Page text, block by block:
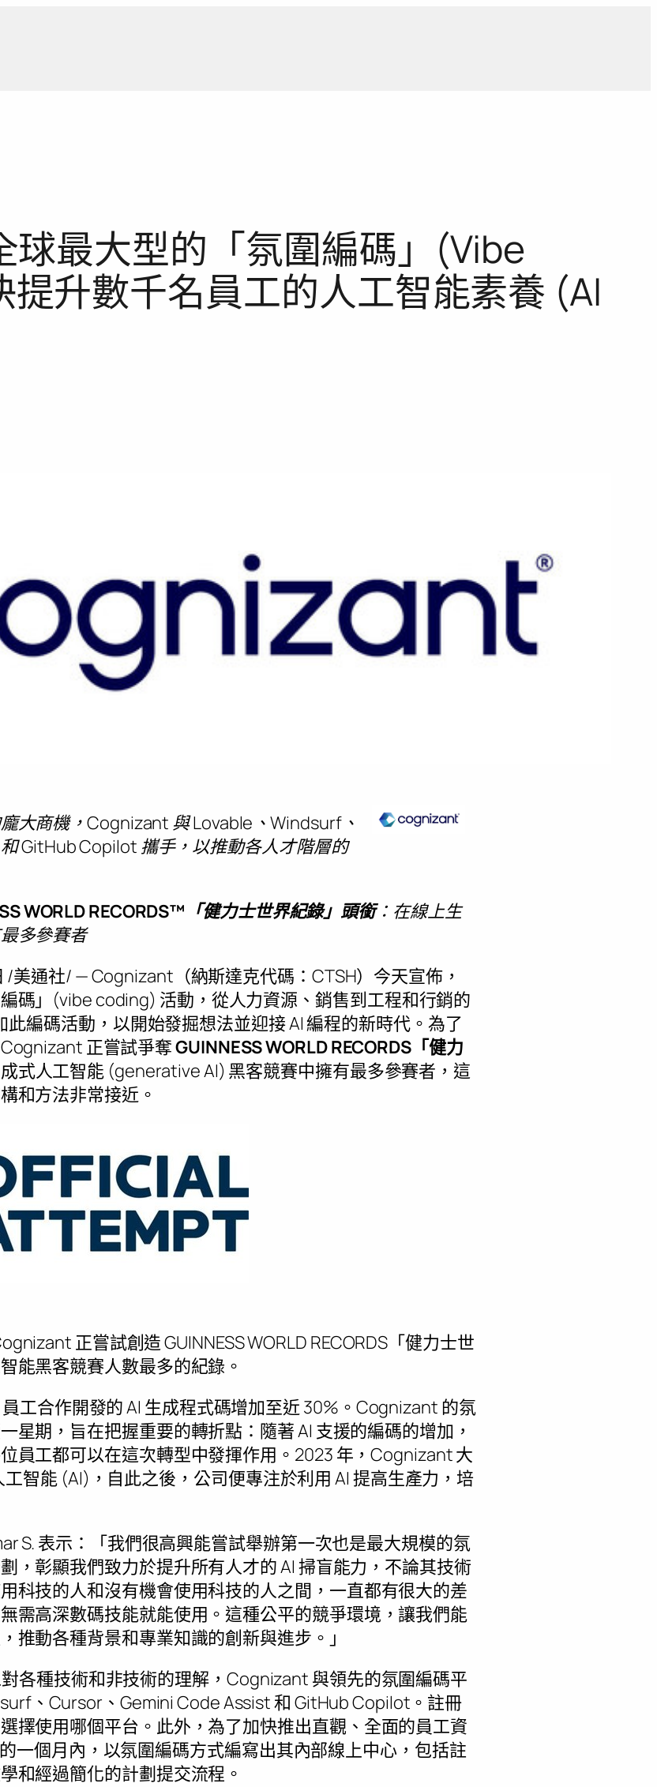
最大型的「氛圍編碼」(Vibe
升數千名員工的人工智能素養 (AI
大商機，Cognizant 與 Lovable、Windsurf、
GitHub Copilot 攜手，以推動各人才階層的
WORLD RECORDS™「健力士世界紀錄」頭銜：在線上生
多參賽者
/美通社/ — Cognizant（納斯達克代碼：CTSH）今天宣佈，
碼」(vibe coding) 活動，從人力資源、銷售到工程和行銷的
編碼活動，以開始發掘想法並迎接 AI 編程的新時代。為了
正嘗試爭奪GUINNESS WORLD RECORDS「健力
成式人工智能 (generative AI) 黑客競賽中擁有最多參賽者，這
和方法非常接近。
正嘗試創造 GUINNESS WORLD RECORDS「健力士世
能黑客競賽人數最多的紀錄。
工合作開發的 AI 生成程式碼增加至近 30%。Cognizant 的氛
星期，旨在把握重要的轉折點：隨著 AI 支援的編碼的增加，
員工都可以在這次轉型中發揮作用。2023 年，Cognizant 大
智能 (AI)，自此之後，公司便專注於利用 AI 提高生產力，培
S. 表示：「我們很高興能嘗試舉辦第一次也是最大規模的氛
，彰顯我們致力於提升所有人才的 AI 掃盲能力，不論其技術
科技的人和沒有機會使用科技的人之間，一直都有很大的差
需高深數碼技能就能使用。這種公平的競爭環境，讓我們能
推動各種背景和專業知識的創新與進步。」
各種技術和非技術的理解，Cognizant 與領先的氛圍編碼平
、Cursor、Gemini Code Assist 和 GitHub Copilot。註冊
擇使用哪個平台。此外，為了加快推出直觀、全面的員工資
一個月內，以氛圍編碼方式編寫出其內部線上中心，包括註
和經過簡化的計劃提交流程。